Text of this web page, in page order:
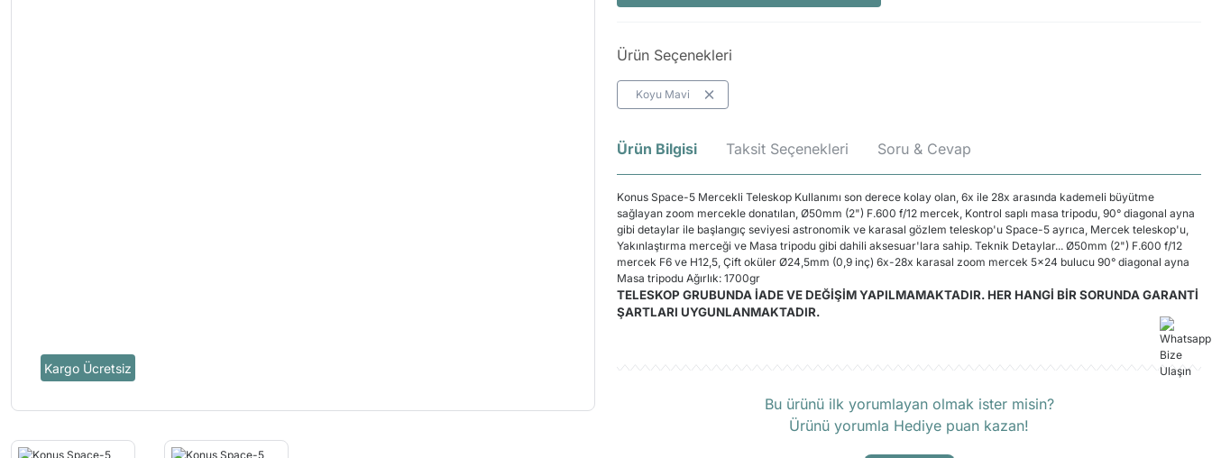
Kargo Ücretsiz
Ürün Seçenekleri
Koyu Mavi
Ürün Bilgisi Taksit Seçenekleri Soru & Cevap
Konus Space-5 Mercekli Teleskop Kullanımı son derece kolay olan, 6x ile 28x arasında kademeli büyütme
sağlayan zoom mercekle donatılan, Ø50mm (2") F.600 f/12 mercek, Kontrol saplı masa tripodu, 90° diagonal ayna
gibi detaylar ile başlangıç seviyesi astronomik ve karasal gözlem teleskop'u Space-5 ayrıca, Mercek teleskop'u,
Yakınlaştırma merceği ve Masa tripodu gibi dahili aksesuar'lara sahip. Teknik Detaylar... Ø50mm (2") F.600 f/12
mercek F6 ve H12,5, Çift oküler Ø24,5mm (0,9 inç) 6x-28x karasal zoom mercek 5x24 bulucu 90° diagonal ayna
Masa tripodu Ağırlık: 1700gr
TELESKOP GRUBUNDA İADE VE DEĞİŞİM YAPILMAMAKTADIR. HER HANGİ BİR SORUNDA GARANTİ
ŞARTLARI UYGUNLANMAKTADIR.
Bu ürünü ilk yorumlayan olmak ister misin?
Ürünü yorumla Hediye puan kazan!